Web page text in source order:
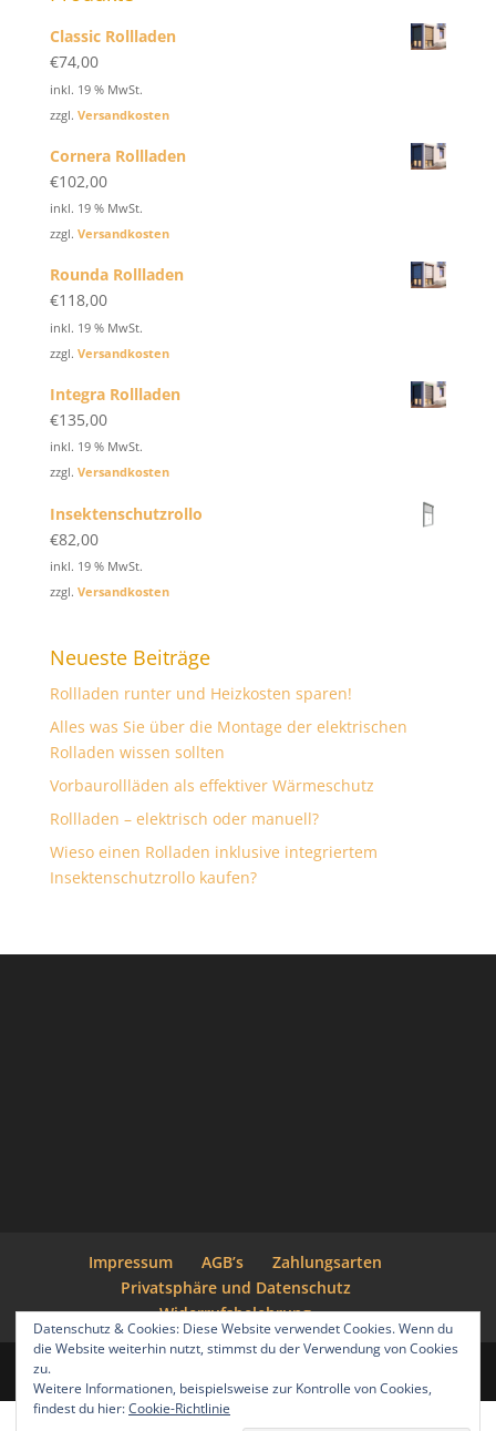
Classic Rollladen
€74,00
inkl. 19 % MwSt.
zzgl. Versandkosten
Cornera Rollladen
€102,00
inkl. 19 % MwSt.
zzgl. Versandkosten
Rounda Rollladen
€118,00
inkl. 19 % MwSt.
zzgl. Versandkosten
Integra Rollladen
€135,00
inkl. 19 % MwSt.
zzgl. Versandkosten
Insektenschutzrollo
€82,00
inkl. 19 % MwSt.
zzgl. Versandkosten
Neueste Beiträge
Rollladen runter und Heizkosten sparen!
Alles was Sie über die Montage der elektrischen
Rolladen wissen sollten
Vorbaurollläden als effektiver Wärmeschutz
Rollladen – elektrisch oder manuell?
Wieso einen Rolladen inklusive integriertem
Insektenschutzrollo kaufen?
Impressum AGB’s
Zahlungsarten
Privatsphäre und Datenschutz
Widerrufsbelehrung
Datenschutz & Cookies: Diese Website verwendet Cookies. Wenn du
die Website weiterhin nutzt, stimmst du der Verwendung von Cookies
zu.
Weitere Informationen, beispielsweise zur Kontrolle von Cookies,
findest du hier:Cookie-Richtlinie